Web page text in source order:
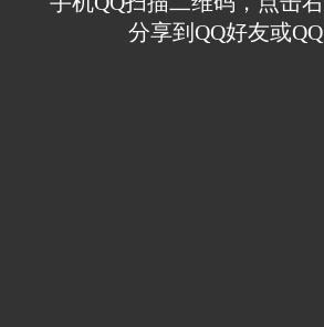
分享到QQ好友或